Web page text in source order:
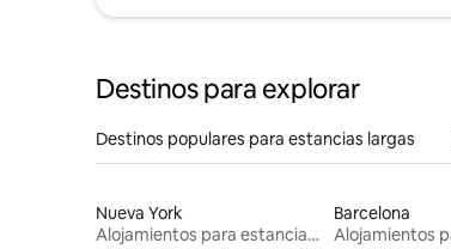
Destinos para explorar
Destinos populares para estancias largas
Nueva York
Alojamientos para estancias largas
Barcelona